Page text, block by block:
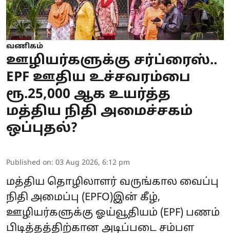
வணிகம்
ஊழியர்களுக்கு சர்ப்ரைஸ்..
EPF ஊதிய உச்சவரம்பை
ரூ.25,000 ஆக உயர்த்த
மத்திய நிதி அமைச்சகம்
ஒப்புதல்?
Published on: 03 Aug 2026, 6:12 pm
மத்திய தொழிலாளர் வருங்கால வைப்பு
நிதி அமைப்பு (EPFO)இன் கீழ்,
ஊழியர்களுக்கு ஓய்வூதியம் (EPF) பணம்
பிடித்தத்திற்கான அடிப்படை சம்பள